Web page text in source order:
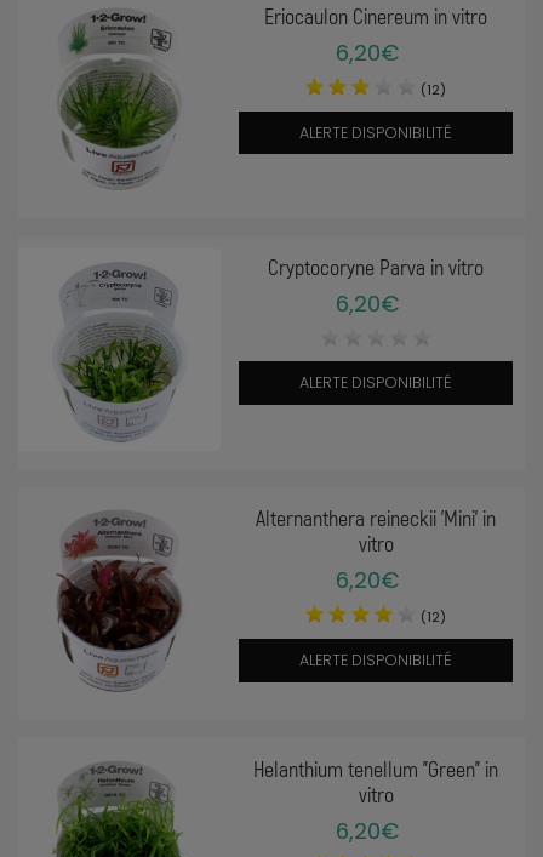
Eriocaulon Cinereum in vitro
6,20€
(12)
ALERTE DISPONIBILITÉ
Cryptocoryne Parva in vitro
6,20€
ALERTE DISPONIBILITÉ
Alternanthera reineckii 'Mini' in
vitro
6,20€
(12)
ALERTE DISPONIBILITÉ
Helanthium tenellum "Green" in
vitro
6,20€